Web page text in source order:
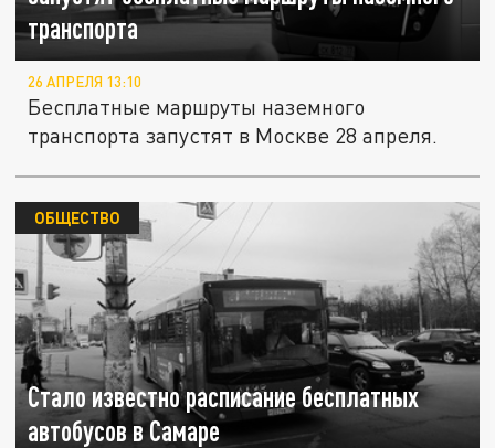
транспорта
26 АПРЕЛЯ 13:10
Бесплатные маршруты наземного
транспорта запустят в Москве 28 апреля.
Стало известно расписание бесплатных
автобусов в Самаре
ОБЩЕСТВО